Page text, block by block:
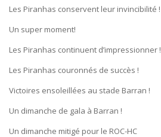
Les Piranhas conservent leur invincibilité !
Un super moment!
Les Piranhas continuent d’impressionner !
Les Piranhas couronnés de succès !
Victoires ensoleillées au stade Barran !
Un dimanche de gala à Barran !
Un dimanche mitigé pour le ROC-HC